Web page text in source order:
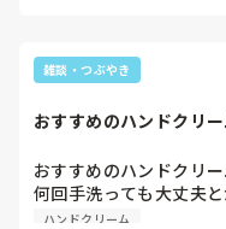
のアルコール消毒を支
アラビングだったと思
らに手荒れを助長しま
言われるので、上記の
ょうか？
雑談・つぶやき
おすすめのハンドクリー
おすすめのハンドクリ
何回手洗っても大丈夫
おすすめの理由も一緒に
ハンドクリーム